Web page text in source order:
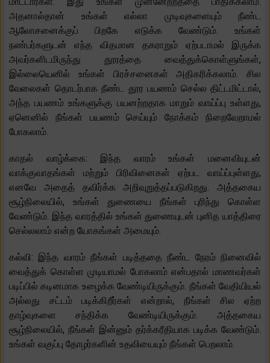
அதனால்தான் உங்கள் எல்லா முடிவுகளையும் நீண்ட
ஆலோசனைக்குப் பிறகே எடுக்க வேண்டும். உங்கள்
நண்பர்களுடன் எந்த விதமான தகராறும் ஏற்படாமல் இருக்க
அவர்களிடமிருந்து தூரத்தை வைத்துக்கொள்ளுங்கள்,
இல்லையெனில் உங்கள் பிரச்சனைகள் அதிகரிக்கலாம். சில
வேலைகள் தொடர்பாக நீண்ட தூர பயணம் செல்ல திட்டமிட்டால்,
அந்த பயணம் உங்களுக்கு பயனற்றதாக மாறும் வாய்ப்பு உள்ளது,
ஏனெனில் நீங்கள் பயணம் செய்யும் நோக்கம் நிறைவேறாமல்
போகலாம்.
காதல் வாழ்க்கை: இந்த வாரம் உங்கள் மனைவியுடன்
வாக்குவாதங்கள் மற்றும் பிரிவினைகள் ஏற்பட வாய்ப்புள்ளது,
எனவே அதைத் தவிர்க்க அறிவுறுத்தப்படுகிறது. அத்தகைய
சூழ்நிலையில், உங்கள் துணையை நீங்கள் புரிந்து கொள்ள
வேண்டும். இந்த வாரத்தில் உங்கள் துணையுடன் புனித யாத்திரை
செல்லலாம் என்ற யோகங்கள் அமையும்.
கல்வி: இந்த வாரம் நீங்கள் படித்ததை நீண்ட நேரம் நினைவில்
வைத்துக் கொள்ள முடியாமல் போகலாம் என்பதால் மாணவர்கள்
படிப்பில் கடினமாக உழைக்க வேண்டியிருக்கும். நீங்கள் வேதியியல்
அல்லது சட்டம் படிக்கிறீர்கள் என்றால், நீங்கள் சில ஏற்ற
தாழ்வுகளை சந்திக்க வேண்டியிருக்கும். அத்தகைய
சூழ்நிலையில், நீங்கள் இன்னும் தர்க்கரீதியாக படிக்க வேண்டும்.
உங்கள் வகுப்பு தோழர்களின் உதவியையும் நீங்கள் பெறலாம்.